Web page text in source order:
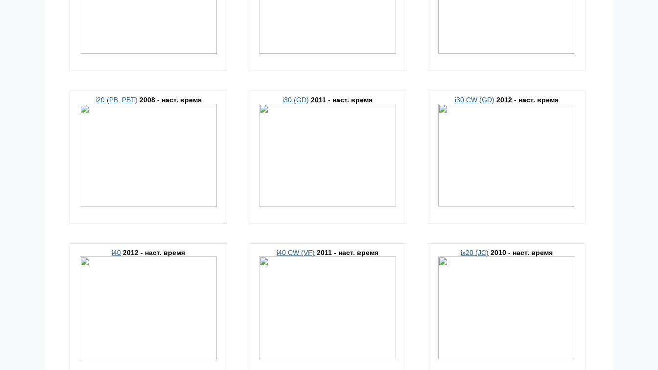
i20 (PB, PBT) 2008 - наст. время i30 (GD) 2011 - наст. время i30 CW (GD) 2012 - наст. время
i40 2012 - наст. время i40 CW (VF) 2011 - наст. время ix20 (JC) 2010 - наст. время